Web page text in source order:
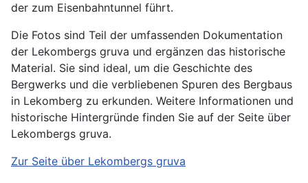
der zum Eisenbahntunnel führt.
Die Fotos sind Teil der umfassenden Dokumentation
der Lekombergs gruva und ergänzen das historische
Material. Sie sind ideal, um die Geschichte des
Bergwerks und die verbliebenen Spuren des Bergbaus
in Lekomberg zu erkunden. Weitere Informationen und
historische Hintergründe finden Sie auf der Seite über
Lekombergs gruva.
Zur Seite über Lekombergs gruva